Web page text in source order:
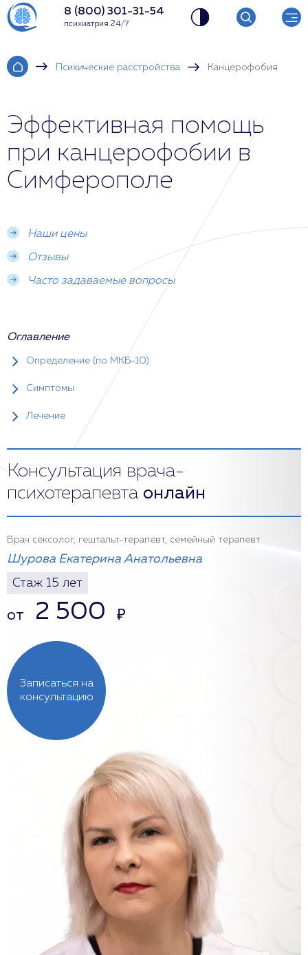
8 (800) 301-31-54
психиатрия 24/7
Психические расстройства Канцерофобия
Эффективная помощь
при канцерофобии в
Симферополе
Наши цены
Отзывы
Часто задаваемые вопросы
Оглавление
Определение (по МКБ-10)
Симптомы
Лечение
Консультация врача-
психотерапевта онлайн
Записаться на
консультацию
Врач сексолог, гештальт-терапевт, семейный терапевт
Шурова Екатерина Анатольевна
Стаж 15 лет
от 2 500 ₽